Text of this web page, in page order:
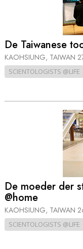
De Taiwanese
KAOHSIUNG, TAIWAN
SCIENTOLOGISTS @LIFE
De moeder der
@home
KAOHSIUNG, TAIWAN
SCIENTOLOGISTS @LIFE